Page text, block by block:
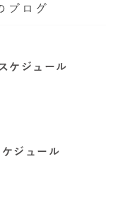
ブログ
ケジュール
ジュール